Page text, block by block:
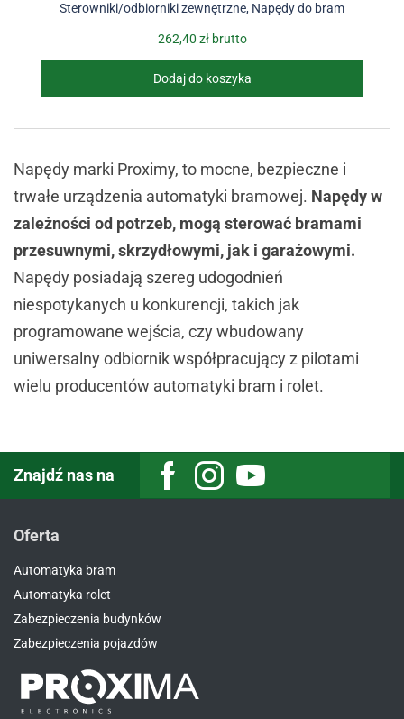
Sterowniki/odbiorniki zewnętrzne, Napędy do bram
262,40 złbrutto
Dodaj do koszyka
Napędy marki Proximy, to mocne, bezpieczne i
trwałe urządzenia automatyki bramowej. Napędy w
zależności od potrzeb, mogą sterować bramami
przesuwnymi, skrzydłowymi, jak i garażowymi.
Napędy posiadają szereg udogodnień
niespotykanych u konkurencji, takich jak
programowane wejścia, czy wbudowany
uniwersalny odbiornik współpracujący z pilotami
wielu producentów automatyki bram i rolet.
Znajdź nas na FacebookInstagramYoutube
Oferta
Automatyka bram
Automatyka rolet
Zabezpieczenia budynków
Zabezpieczenia pojazdów